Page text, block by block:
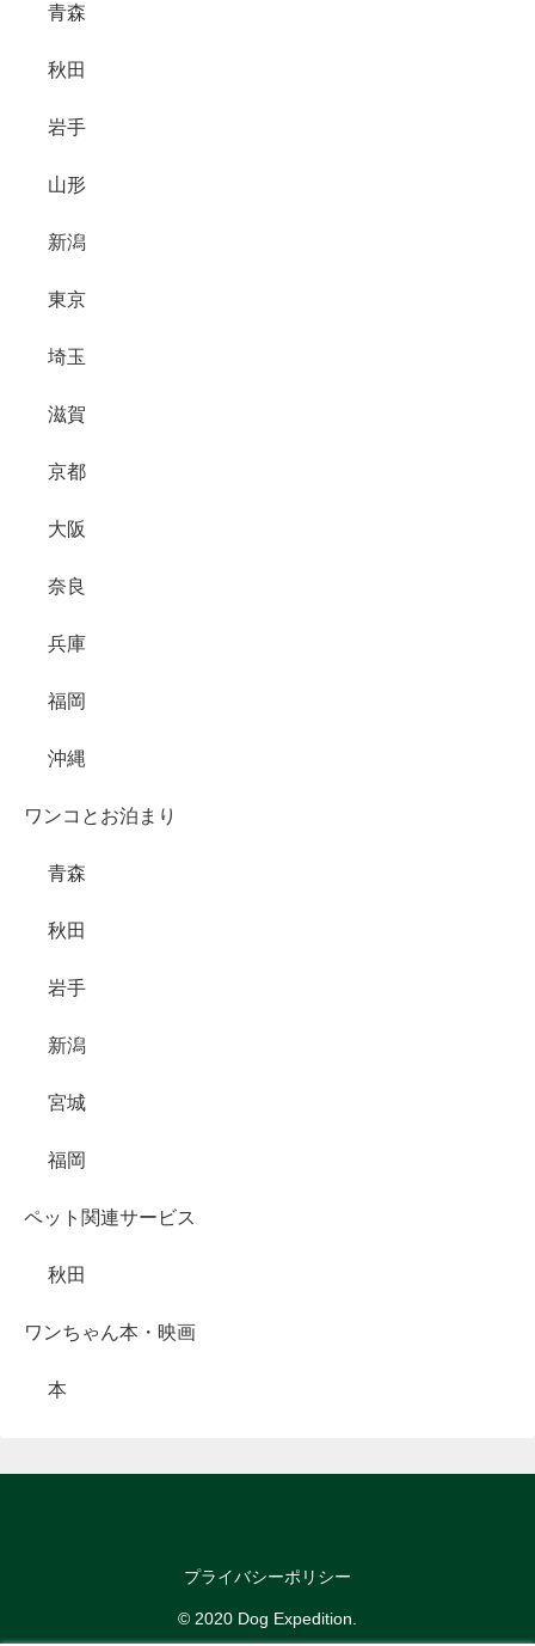
青森
秋田
岩手
山形
新潟
東京
埼玉
滋賀
京都
大阪
奈良
兵庫
福岡
沖縄
ワンコとお泊まり
青森
秋田
岩手
新潟
宮城
福岡
ペット関連サービス
秋田
ワンちゃん本・映画
本
プライバシーポリシー
© 2020 Dog Expedition.